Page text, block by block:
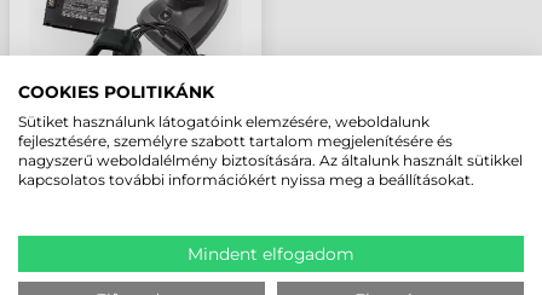
COOKIES POLITIKÁNK
Sütiket használunk látogatóink elemzésére, weboldalunk
fejlesztésére, személyre szabott tartalom megjelenítésére és
nagyszerű weboldalélmény biztosítására. Az általunk használt sütikkel
kapcsolatos további információkért nyissa meg a beállításokat.
Mindent elfogadom